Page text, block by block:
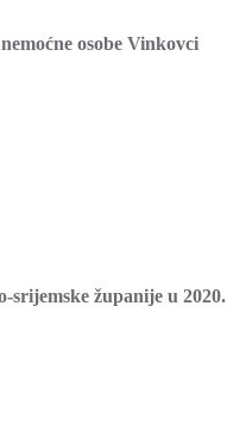
osobe Vinkovci
srijemske županije u 2020.